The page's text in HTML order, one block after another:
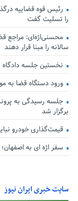
رئیس قوه قضاییه
را تسلیت گفت
محسنی‌اژه‌ای: مراجع
سالانه را مبنا قرار دهند
نخستین جلسه دادگاه
ورود دستگاه قضا به
جلسه رسیدگی به
برگزار شد
قیمت‌گذاری خودرو
سفر اژه ای به
سایت خبری ایران نیوز